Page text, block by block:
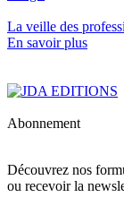
La veille des
En savoir plus
Abonnement
Découvrez nos
ou recevoir la